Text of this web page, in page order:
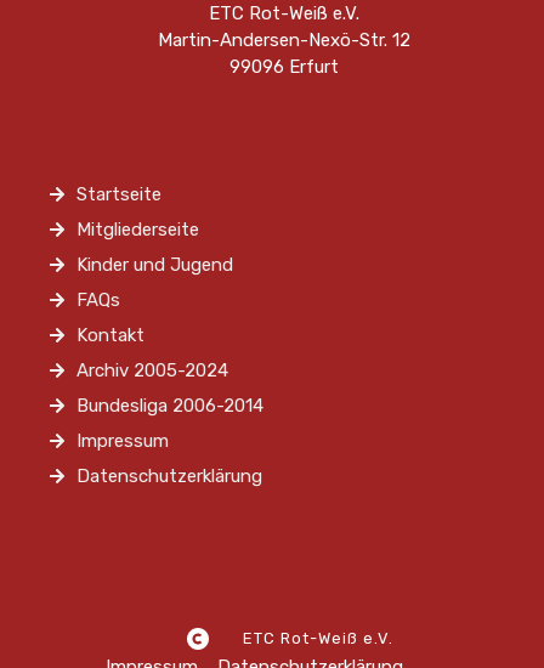
ETC Rot-Weiß e.V.
Martin-Andersen-Nexö-Str. 12
99096 Erfurt
Startseite
Mitgliederseite
Kinder und Jugend
FAQs
Kontakt
Archiv 2005-2024
Bundesliga 2006-2014
Impressum
Datenschutzerklärung
ETC Rot-Weiß e.V.